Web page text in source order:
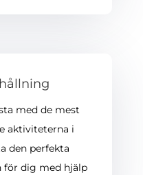
med de mest
aktiviteterna i
den perfekta
för dig med hjälp